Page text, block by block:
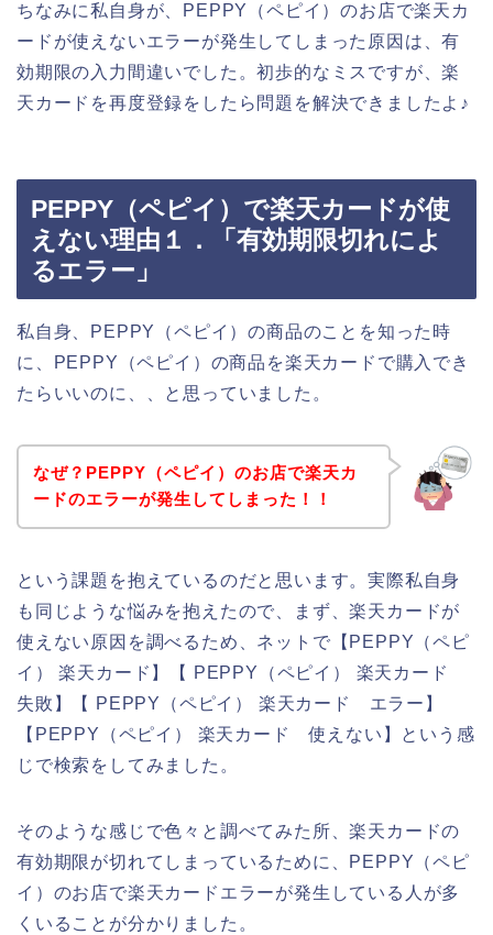
ちなみに私自身が、PEPPY（ペピイ）のお店で楽天カ
ードが使えないエラーが発生してしまった原因は、有
効期限の入力間違いでした。初歩的なミスですが、楽
天カードを再度登録をしたら問題を解決できましたよ♪
PEPPY（ペピイ）で楽天カードが使
えない理由１．「有効期限切れによ
るエラー」
私自身、PEPPY（ペピイ）の商品のことを知った時
に、PEPPY（ペピイ）の商品を楽天カードで購入でき
たらいいのに、、と思っていました。
なぜ？PEPPY（ペピイ）のお店で楽天カ
ードのエラーが発生してしまった！！
という課題を抱えているのだと思います。実際私自身
も同じような悩みを抱えたので、まず、楽天カードが
使えない原因を調べるため、ネットで【PEPPY（ペピ
イ） 楽天カード】【 PEPPY（ペピイ） 楽天カード
失敗】【 PEPPY（ペピイ） 楽天カード エラー】
【PEPPY（ペピイ） 楽天カード 使えない】という感
じで検索をしてみました。
そのような感じで色々と調べてみた所、楽天カードの
有効期限が切れてしまっているために、PEPPY（ペピ
イ）のお店で楽天カードエラーが発生している人が多
くいることが分かりました。